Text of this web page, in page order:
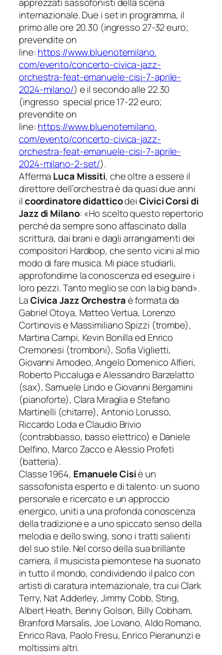
internazionale. Due i set in programma, il
primo alle ore 20.30 (ingresso 27-32 euro;
prevendite on
line:https://www.bluenotemilano.
com/evento/concerto-civica-jazz-
orchestra-feat-emanuele-cisi-7-aprile-
2024-milano/) e il secondo alle 22.30
(ingresso special price 17-22 euro;
prevendite on
line:https://www.bluenotemilano.
com/evento/concerto-civica-jazz-
orchestra-feat-emanuele-cisi-7-aprile-
2024-milano-2-set/).
Afferma Luca Missiti, che oltre a essere il
direttore dell’orchestra è da quasi due anni
ilcoordinatore didatticodeiCivici Corsi di
Jazz di Milano:«Ho scelto questo repertorio
perché da sempre sono affascinato dalla
scrittura, dai brani e dagli arrangiamenti dei
compositori Hardbop, che sento vicini al mio
modo di fare musica. Mi piace studiarli,
approfondirne la conoscenza ed eseguire i
loro pezzi. Tanto meglio se con la big band».
LaCivica Jazz Orchestraè formata da
Gabriel Otoya, Matteo Vertua, Lorenzo
Cortinovis e Massimiliano Spizzi (trombe),
Martina Campi, Kevin Bonilla ed Enrico
Cremonesi (tromboni), Sofia Viglietti,
Giovanni Amodeo, Angelo Domenico Alfieri,
Roberto Piccaluga e Alessandro Barzelatto
(sax), Samuele Lindo e Giovanni Bergamini
(pianoforte), Clara Miraglia e Stefano
Martinelli (chitarre), Antonio Lorusso,
Riccardo Loda e Claudio Brivio
(contrabbasso, basso elettrico) e Daniele
Delfino, Marco Zacco e Alessio Profeti
(batteria).
Classe 1964, Emanuele Cisiè un
sassofonista esperto e di talento: un suono
personale e ricercato e un approccio
energico, uniti a una profonda conoscenza
della tradizione e a uno spiccato senso della
melodia e dello swing, sono i tratti salienti
del suo stile. Nel corso della sua brillante
carriera, il musicista piemontese ha suonato
in tutto il mondo, condividendo il palco con
artisti di caratura internazionale, tra cui Clark
Terry, Nat Adderley, Jimmy Cobb, Sting,
Albert Heath, Benny Golson, Billy Cobham,
Branford Marsalis, Joe Lovano, Aldo Romano,
Enrico Rava, Paolo Fresu, Enrico Pieranunzi e
moltissimi altri.